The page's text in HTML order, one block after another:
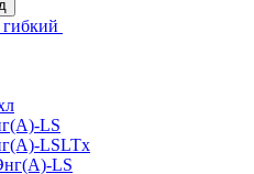
LS
LSLTx
LS